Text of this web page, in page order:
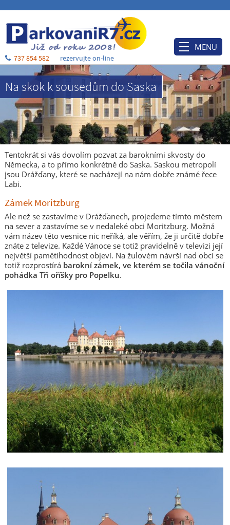
Na skok k sousedům do Saska
Tentokrát si vás dovolím pozvat za barokními skvosty do
Německa, a to přímo konkrétně do Saska. Saskou metropolí
jsou Drážďany, které se nacházejí na nám dobře známé řece
Labi.
Zámek Moritzburg
Ale než se zastavíme v Drážďanech, projedeme tímto městem
na sever a zastavíme se v nedaleké obci Moritzburg. Možná
vám název této vesnice nic neříká, ale věřím, že ji určitě dobře
znáte z televize. Každé Vánoce se totiž pravidelně v televizi její
největší pamětihodnost objeví. Na žulovém návrší nad obcí se
totiž rozprostírá barokní zámek, ve kterém se točila vánoční
pohádka Tři oříšky pro Popelku.
737 854 582 rezervujte on-line
MENU
Úvod
Ceník
Rezervace
Po příjezdu
Ubytování
O nás
Blog
Kontakt a mapa